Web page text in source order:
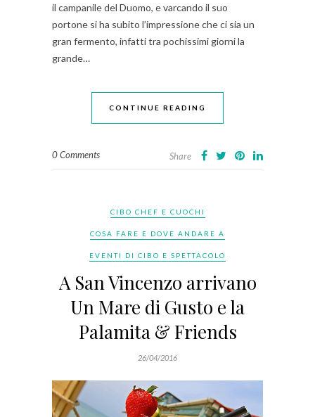
il campanile del Duomo, e varcando il suo
portone si ha subito l’impressione che ci sia un
gran fermento, infatti tra pochissimi giorni la
grande…
CONTINUE READING
0 Comments Share
CIBO CHEF E CUOCHI
COSA FARE E DOVE ANDARE A
EVENTI DI CIBO E SPETTACOLO
A San Vincenzo arrivano
Un Mare di Gusto e la
Palamita & Friends
26/04/2016